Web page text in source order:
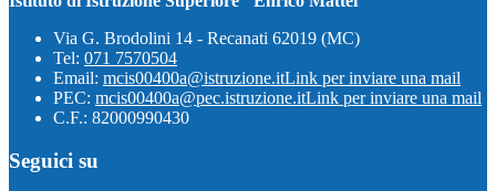
Via G. Brodolini 14 - Recanati 62019 (MC)
Tel: 071 7570504
Email: mcis00400a@istruzione.itLink per inviare una mail
PEC: mcis00400a@pec.istruzione.itLink per inviare una mail
C.F.: 82000990430
Seguici su